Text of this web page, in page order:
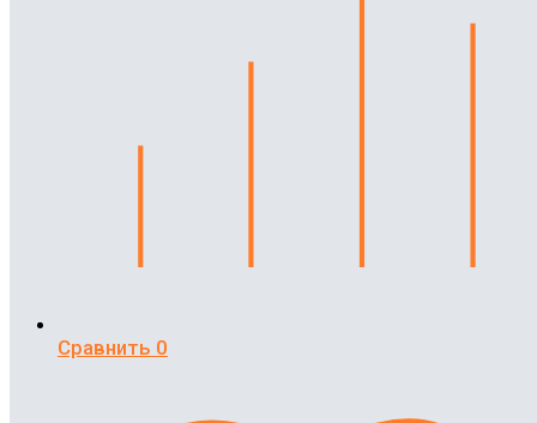
Сравнить 0